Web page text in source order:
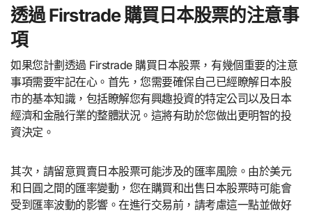
透過 Firstrade 購買日本股票的注意事
項
如果您計劃透過 Firstrade 購買日本股票，有幾個重要的注意
事項需要牢記在心。首先，您需要確保自己已經瞭解日本股
市的基本知識，包括瞭解您有興趣投資的特定公司以及日本
經濟和金融行業的整體狀況。這將有助於您做出更明智的投
資決定。
其次，請留意買賣日本股票可能涉及的匯率風險。由於美元
和日圓之間的匯率變動，您在購買和出售日本股票時可能會
受到匯率波動的影響。在進行交易前，請考慮這一點並做好